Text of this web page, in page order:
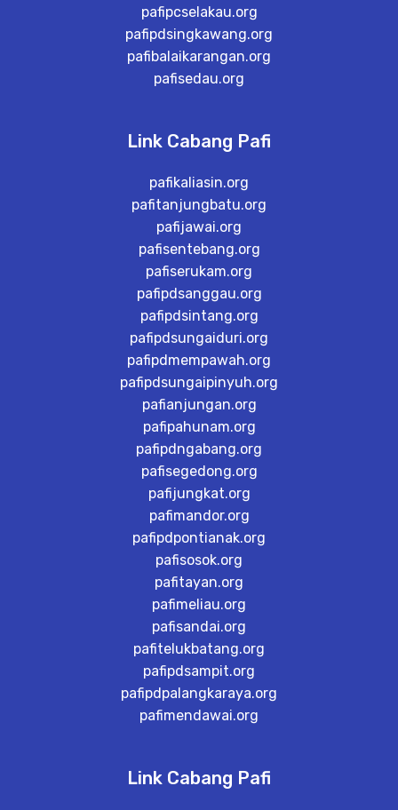
pafipcselakau.org
pafipdsingkawang.org
pafibalaikarangan.org
pafisedau.org
Link Cabang Pafi
pafikaliasin.org
pafitanjungbatu.org
pafijawai.org
pafisentebang.org
pafiserukam.org
pafipdsanggau.org
pafipdsintang.org
pafipdsungaiduri.org
pafipdmempawah.org
pafipdsungaipinyuh.org
pafianjungan.org
pafipahunam.org
pafipdngabang.org
pafisegedong.org
pafijungkat.org
pafimandor.org
pafipdpontianak.org
pafisosok.org
pafitayan.org
pafimeliau.org
pafisandai.org
pafitelukbatang.org
pafipdsampit.org
pafipdpalangkaraya.org
pafimendawai.org
Link Cabang Pafi